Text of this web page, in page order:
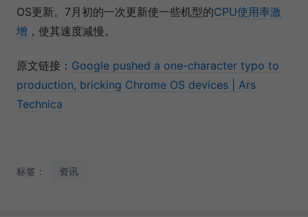
OS更新。7月初的一次更新使一些机型的CPU使用率激
增 ，使其速度减慢。
原文链接： Google pushed a one-character typo to
production, bricking Chrome OS devices | Ars
Technica
标签： 资讯